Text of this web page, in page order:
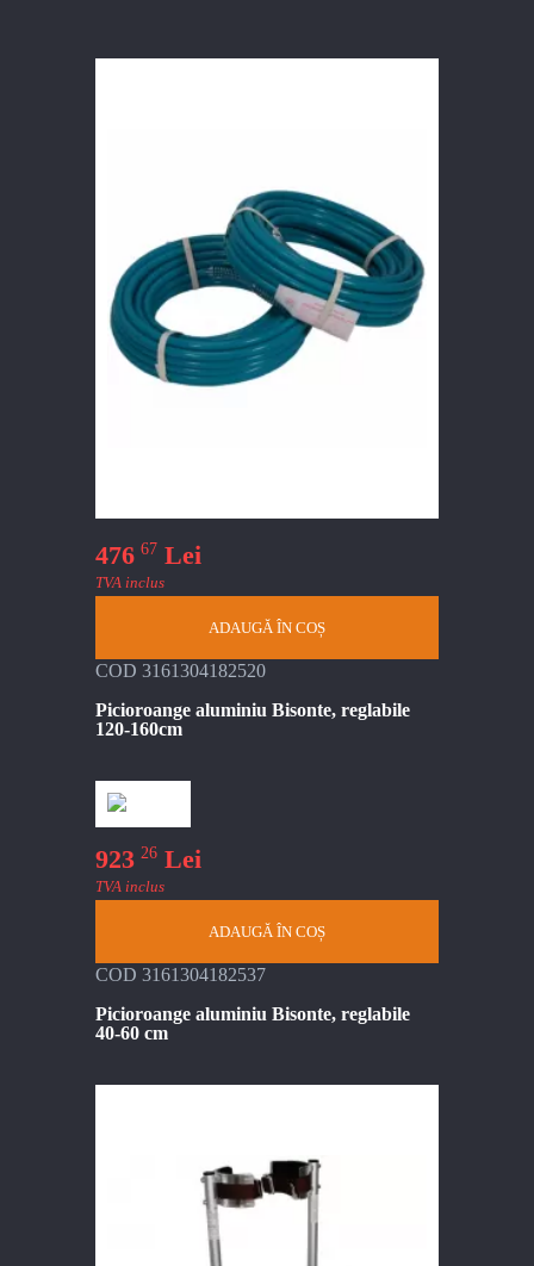
476 67 Lei
TVA inclus
ADAUGĂ ÎN COȘ
COD 3161304182520
Picioroange aluminiu Bisonte, reglabile
120-160cm
923 26 Lei
TVA inclus
ADAUGĂ ÎN COȘ
COD 3161304182537
Picioroange aluminiu Bisonte, reglabile
40-60 cm